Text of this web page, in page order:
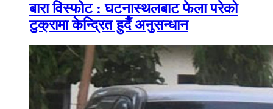
बारा विस्फोट : घटनास्थलबाट फेला परेको
टुक्रामा केन्द्रित हुदैँ अनुसन्धान